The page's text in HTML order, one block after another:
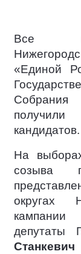
Все
«Единой
получили
кандидатов.
На
созыва
округах
депутаты
Станкевич